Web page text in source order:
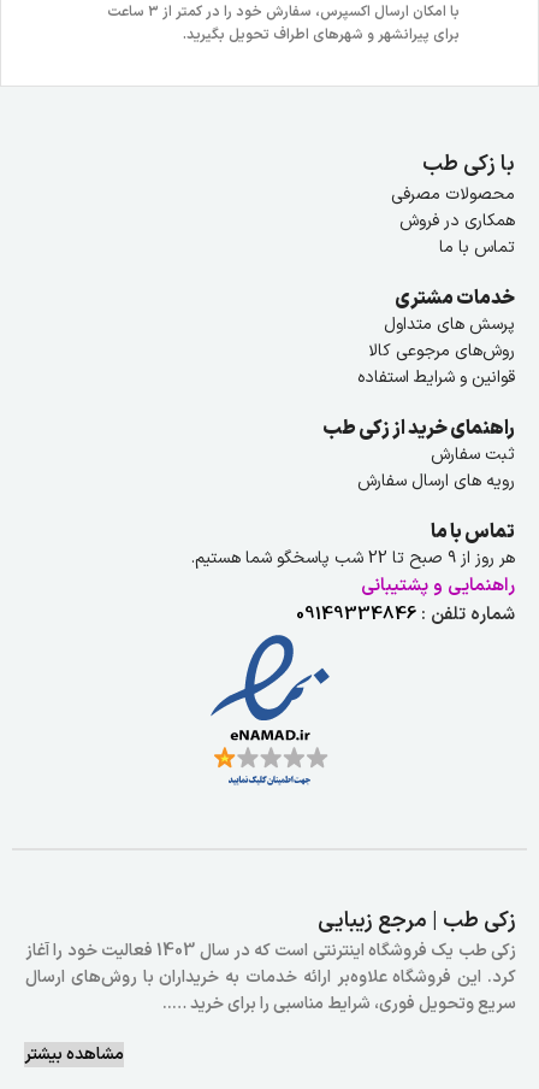
با امکان ارسال اکسپرس، سفارش خود را در کمتر از ۳ ساعت
برای پیرانشهر و شهرهای اطراف تحویل بگیرید.
با زکی طب
محصولات مصرفی
همکاری در فروش
تماس با ما
خدمات مشتری
پرسش های متداول
روش‌های مرجوعی کالا
قوانین و شرایط استفاده
راهنمای خرید از زکی طب
ثبت سفارش
رویه های ارسال سفارش
تماس با ما
هر روز از ۹ صبح تا 22 شب پاسخگو شما هستیم.
راهنمایی و پشتیبانی
شماره تلفن : 09149334846
زکی طب | مرجع زیبایی
زکی طب یک فروشگاه اینترنتی است که در سال 1403 فعالیت خود را آغاز
کرد. این فروشگاه علاوه‌بر ارائه خدمات به خریداران با روش‌های ارسال
سریع وتحویل فوری، شرایط مناسبی را برای خرید …..
مشاهده بیشتر